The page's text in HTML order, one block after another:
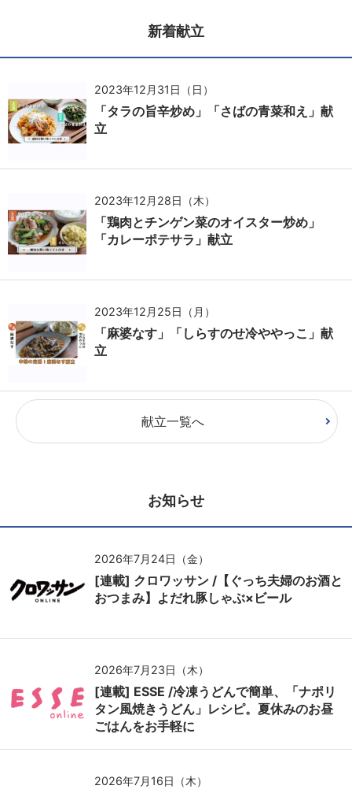
新着献立
2023年12月31日（日）
「タラの旨辛炒め」「さばの青菜和え」献
立
2023年12月28日（木）
「鶏肉とチンゲン菜のオイスター炒め」
「カレーポテサラ」献立
2023年12月25日（月）
「麻婆なす」「しらすのせ冷ややっこ」献
立
献立一覧へ
お知らせ
2026年7月24日（金）
[連載] クロワッサン /【ぐっち夫婦のお酒と
おつまみ】よだれ豚しゃぶ×ビール
2026年7月23日（木）
[連載] ESSE /冷凍うどんで簡単、「ナポリ
タン風焼きうどん」レシピ。夏休みのお昼
ごはんをお手軽に
2026年7月16日（木）